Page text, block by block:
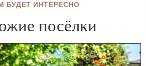
БУДЕТ ИНТЕРЕСНО
посёлки